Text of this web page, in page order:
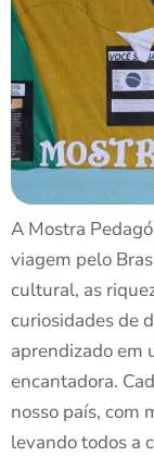
A Mostra
viagem pelo
cultural, as
curiosidades de
aprendizado em
encantadora.
nosso país, com
levando todos a